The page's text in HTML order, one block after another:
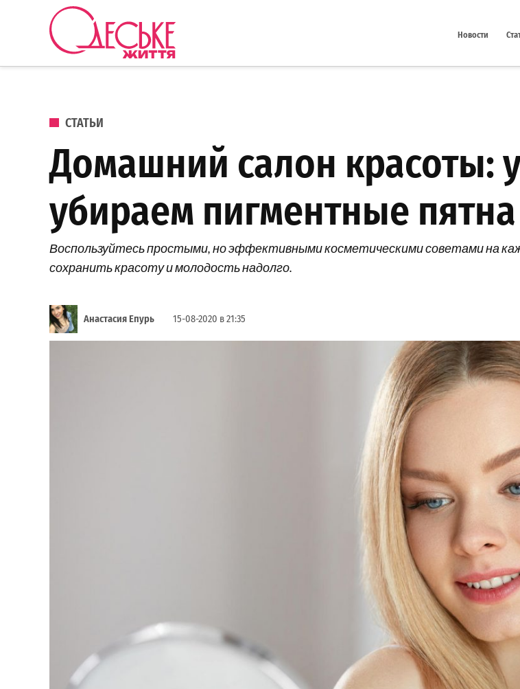
Перейти к содержанию
Новости
ОПУБЛИКОВАНО В
СТАТЬИ
Домашний салон красоты:
убираем пигментные пятна
Воспользуйтесь простыми, но эффективными косметическими советами на
сохранить красоту и молодость надолго.
Анастасия Епурь 15-08-2020 в 21:35